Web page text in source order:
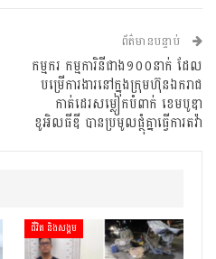
ព័ត៌មានបន្ទាប់
កម្មករ កម្មការិនីជាង១០០នាក់ ដែល
បម្រើការងារនៅក្នុងក្រុមហ៊ុនឯករាជ
កាត់ដេរសម្លៀកបំពាក់ ខេមបូឌា
ខូអិលធីឌី បានប្រមូលផ្ថុំគ្នាធ្វើការតវ៉ា
ជីវិត និងសង្គម